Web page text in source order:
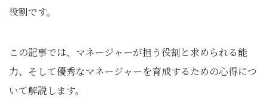
役割です。
この記事では、マネージャーが担う役割と求められる能
力、そして優秀なマネージャーを育成するための心得につ
いて解説します。